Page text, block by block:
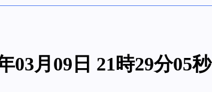
03月09日 21時29分05秒